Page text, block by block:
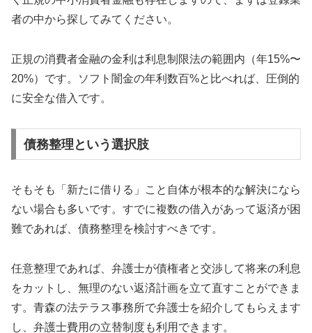
者の中から探してみてください。
正規の消費者金融の金利は利息制限法の範囲内（年15%〜
20%）です。ソフト闇金の年利数百%と比べれば、圧倒的
に安全な借入です。
債務整理という選択肢
そもそも「新たに借りる」こと自体が根本的な解決になら
ない場合も多いです。すでに複数の借入があって返済が困
難であれば、債務整理を検討すべきです。
任意整理であれば、弁護士が債権者と交渉して将来の利息
をカットし、無理のない返済計画を立て直すことができま
す。青森の法テラス事務所で弁護士を紹介してもらえます
し、弁護士費用の立替制度も利用できます。